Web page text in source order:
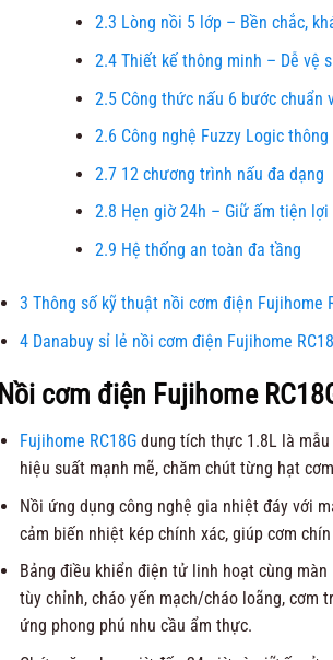
2.3 Lòng nồi 5 lớp – Bền chắc,
2.4Thiết kế thông minh – Dễ vệ
2.5Công thức nấu 6 bước chuẩn
2.6 Công nghệ Fuzzy Logic thông
2.712 chương trình nấu đa dạng
2.8 Hẹn giờ 24h – Giữ ấm tiện lợi
2.9 Hệ thống an toàn đa tầng
3 Thông số kỹ thuật nồi cơm điện Fujihome
4Danabuy sỉ lẻ nồi cơm điện Fujihome
Nồi cơm điện Fujihome
Fujihome RC18Gdung tích thực 1.8L là
hiệu suất mạnh mẽ, chăm chút từng hạt
Nồi ứng dụng công nghệ gia nhiệt đáy với
cảm biến nhiệt kép chính xác, giúp cơm
Bảng điều khiển điện tử linh hoạt cùng
tùy chỉnh, cháo yến mạch/cháo loãng, cơm
ứng phong phú nhu cầu ẩm thực.